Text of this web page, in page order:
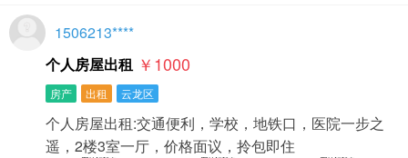
1506213****
个人房屋出租 ￥1000
房产 出租 云龙区
个人房屋出租:交通便利，学校，地铁口，医院一步之
遥，2楼3室一厅，价格面议，拎包即住